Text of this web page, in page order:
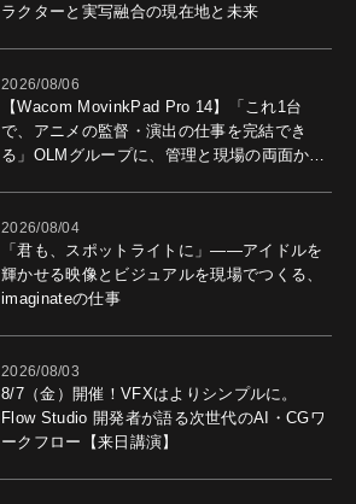
ラクターと実写融合の現在地と未来
2026/08/06
【Wacom MovinkPad Pro 14】「これ1台
で、アニメの監督・演出の仕事を完結でき
る」OLMグループに、管理と現場の両面から
2026/08/04
「君も、スポットライトに」――アイドルを
輝かせる映像とビジュアルを現場でつくる、
imaginateの仕事
2026/08/03
8/7（金）開催！VFXはよりシンプルに。
Flow Studio 開発者が語る次世代のAI・CGワ
ークフロー【来日講演】